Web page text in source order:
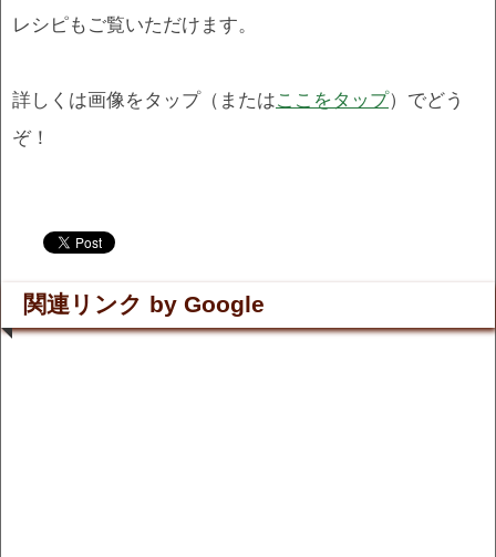
レシピもご覧いただけます。
詳しくは画像をタップ（またはここをタップ）でどう
ぞ！
関連リンク by Google